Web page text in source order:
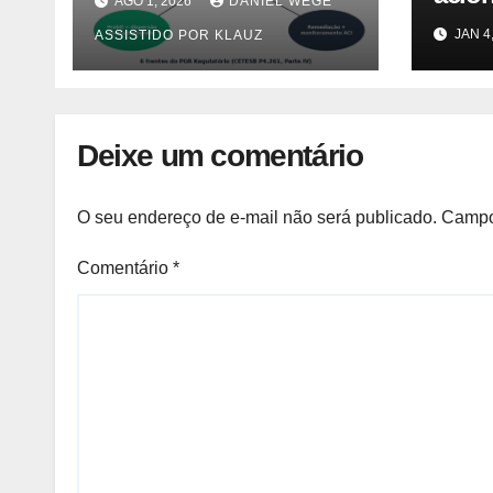
Contaminada
Prioridade A em
Campinas (CETESB
ASSISTIDO POR KLAUZ
Lutz
JAN
Deixe um comentário
O seu endereço de e-mail não será publicado.
Comentário *